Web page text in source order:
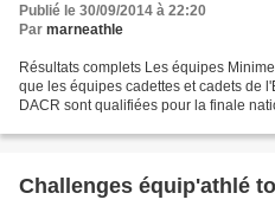
Publié le 30/09/2014 à 22:20
Par marneathle
Résultats complets Les équipes
que les équipes cadettes et cadets de
DACR sont qualifiées pour la finale
Challenges équip'athlé